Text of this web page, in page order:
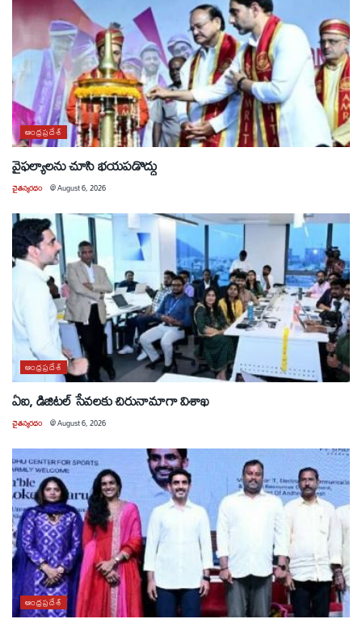
ఆంధ్రప్రదేశ్
వైఫల్యాలను చూసి భయపడొద్దు
చైతన్యరధం @August 6, 2026
ఆంధ్రప్రదేశ్
ఏఐ, డిజిటల్ సేవలకు చిరునామాగా విశాఖ
చైతన్యరధం @August 6, 2026
ఆంధ్రప్రదేశ్